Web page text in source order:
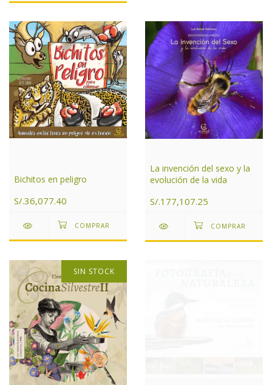
Bichitos en peligro
S/.36,077.40
La invención del sexo y la
evolución de la vida
S/.177,107.25
SIN STOCK